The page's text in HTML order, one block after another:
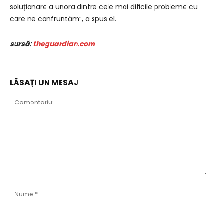
soluționare a unora dintre cele mai dificile probleme cu
care ne confruntăm”, a spus el.
sursă:theguardian.com
LĂSAȚI UN MESAJ